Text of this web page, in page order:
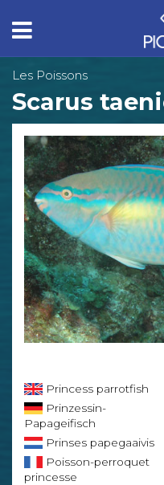
Les Poissons
Scarus
Princess parrotfish
Prinzessin-
Papageifisch
Prinses papegaaivis
Poisson-perroquet
princesse